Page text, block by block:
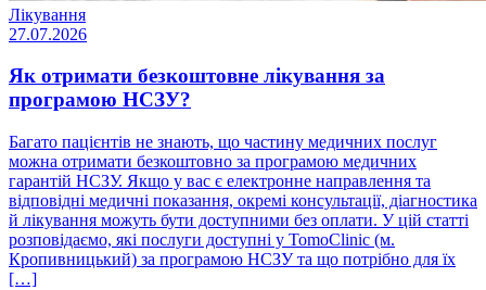
Лікування
27.07.2026
Як отримати безкоштовне лікування за
програмою НСЗУ?
Багато пацієнтів не знають, що частину медичних послуг
можна отримати безкоштовно за програмою медичних
гарантій НСЗУ. Якщо у вас є електронне направлення та
відповідні медичні показання, окремі консультації, діагностика
й лікування можуть бути доступними без оплати. У цій статті
розповідаємо, які послуги доступні у TomoClinic (м.
Кропивницький) за програмою НСЗУ та що потрібно для їх
[…]